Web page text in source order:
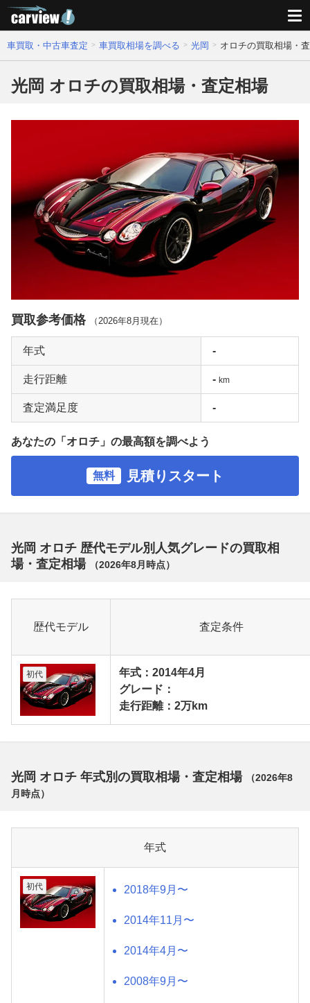
車買取・中古車査定 車買取相場を調べる 光岡 オロチの買取相場・
光岡 オロチの買取相場・査定相場
買取参考価格 （ 2026年8月 現在）
年式 -
走行距離 - km
査定満足度 -
あなたの「オロチ」の最高額を調べよう
無料 見積りスタート
光岡 オロチ 歴代モデル別人気グレードの買取相
場・査定相場
（2026年8月 時点）
歴代モデル 査定条件
初代
年式：2014年4月
グレード：
走行距離：2万km
光岡 オロチ 年式別の買取相場・査定相場 （2026年8
月 時点）
年式
初代 2018年9月〜
2014年11月〜
2014年4月〜
2008年9月〜